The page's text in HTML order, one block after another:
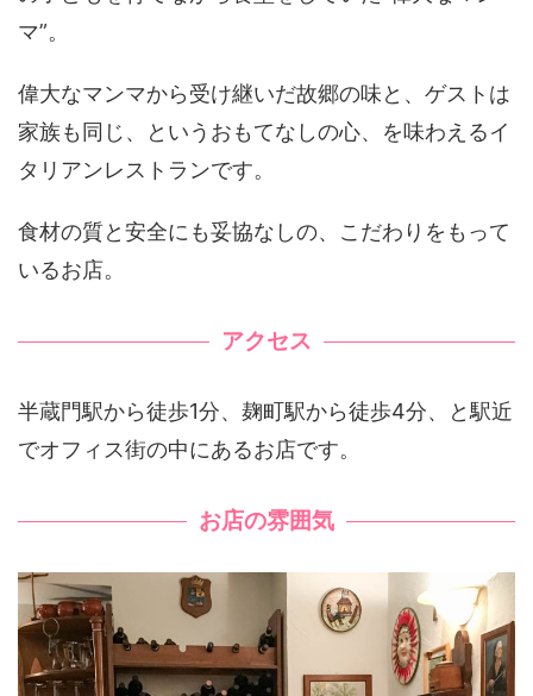
マ”。
偉大なマンマから受け継いだ故郷の味と、ゲストは
家族も同じ、というおもてなしの心、を味わえるイ
タリアンレストランです。
食材の質と安全にも妥協なしの、こだわりをもって
いるお店。
アクセス
半蔵門駅から徒歩1分、麹町駅から徒歩4分、と駅近
でオフィス街の中にあるお店です。
お店の雰囲気